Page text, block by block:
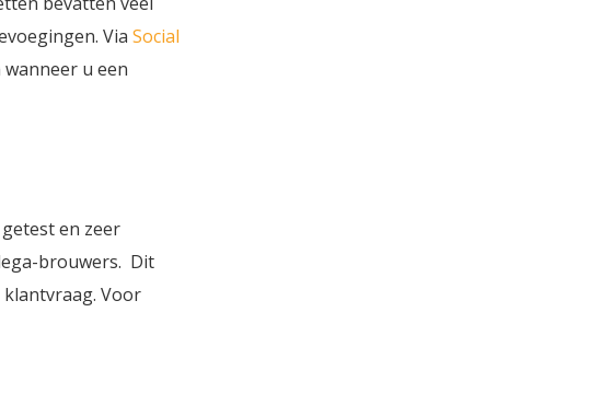
Via Social
u een
en zeer
brouwers. Dit
Voor